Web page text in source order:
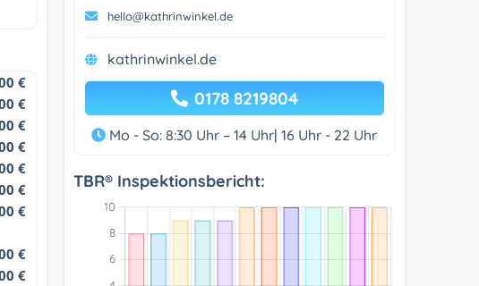
€
€
€
€
€
€
€
€
€
hello@kathrinwinkel.de
kathrinwinkel.de
0178 8219804
Mo - So: 8:30 Uhr – 14 Uhr| 16 Uhr - 22 Uhr
TBR® Inspektionsbericht: